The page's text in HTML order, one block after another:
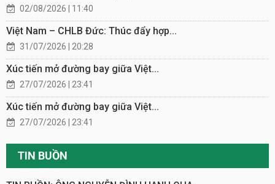
02/08/2026 | 11:40
Việt Nam – CHLB Đức: Thúc đẩy hợp...
31/07/2026 | 20:28
Xúc tiến mở đường bay giữa Việt...
27/07/2026 | 23:41
Xúc tiến mở đường bay giữa Việt...
27/07/2026 | 23:41
TIN BUỒN